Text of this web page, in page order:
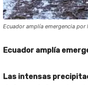
Ecuador amplía emergencia
Ecuador amplía
Las intensas